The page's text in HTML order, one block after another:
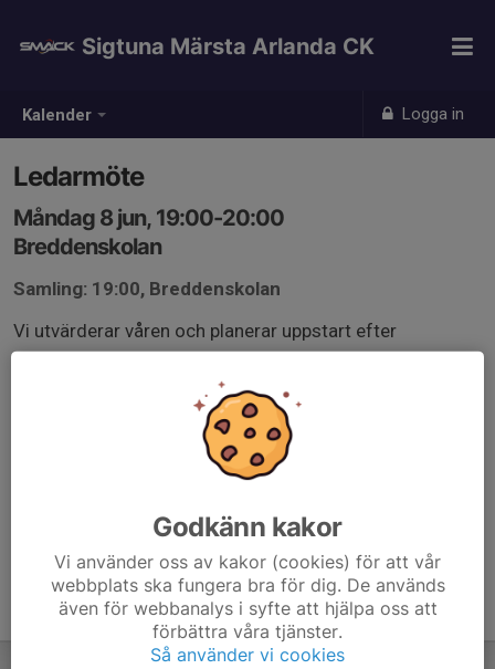
Kalender Logga in
Sigtuna Märsta Arlanda CK
Ledarmöte
Måndag 8 jun, 19:00-20:00
Breddenskolan
Samling: 19:00, Breddenskolan
Vi utvärderar våren och planerar uppstart efter
sommaren.
Godkänn kakor
Vi använder oss av kakor (cookies) för att vår
webbplats ska fungera bra för dig. De används
även för webbanalys i syfte att hjälpa oss att
förbättra våra tjänster.
Så använder vi cookies